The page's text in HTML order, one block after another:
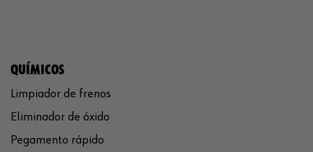
QUÍMICOS
Limpiador de frenos
Eliminador de óxido
Pegamento rápido